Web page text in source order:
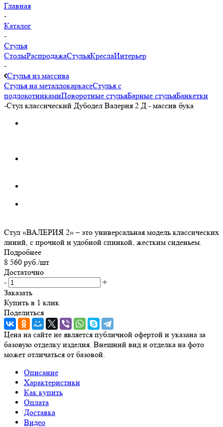
Главная
-
Каталог
-
Стулья
СтолыРаспродажаСтульяКреслаИнтерьер
-
Стулья из массива
Стулья на металлокаркасеСтулья с
подлокотникамиПоворотные стульяБарные стульяБанкетки
-Стул классический Дубодел Валерия 2 Д - массив бука
Стул «ВАЛЕРИЯ 2» – это универсальная модель классических
линий, с прочной и удобной спинкой, жестким сиденьем.
Подробнее
8 560 руб./шт
Достаточно
-
+
Заказать
Купить в 1 клик
Поделиться
Цена на сайте не является публичной офертой и указана за
базовую отделку изделия. Внешний вид и отделка на фото
может отличаться от базовой.
Описание
Характеристики
Как купить
Оплата
Доставка
Видео